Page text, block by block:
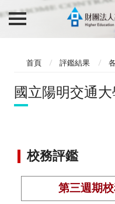
首頁 評鑑結果
國立陽明交通大
校務評鑑
第三週期